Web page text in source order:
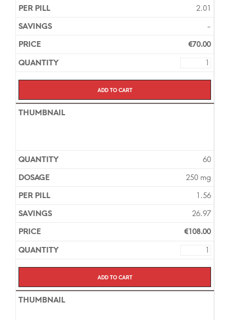
2.01
-
€70.00
Add to cart
60
250 mg
1.56
26.97
€108.00
Add to cart